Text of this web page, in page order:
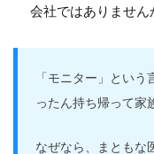
会社ではありません
「モニター」とい
ったん持ち帰って家
なぜなら、まともな